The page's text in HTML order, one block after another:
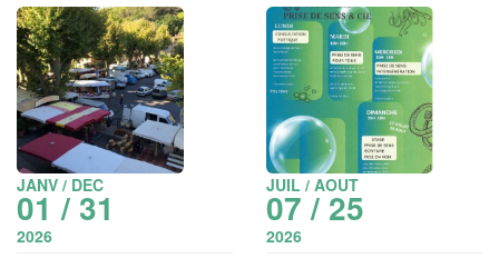
JANV / DEC
01 / 31
2026
JUIL / AOUT
07 / 25
2026